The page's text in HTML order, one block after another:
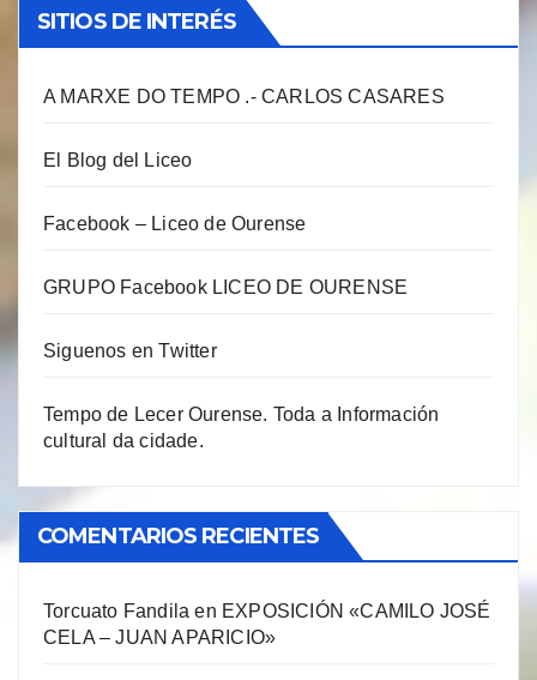
SITIOS DE INTERÉS
A MARXE DO TEMPO .- CARLOS CASARES
El Blog del Liceo
Facebook – Liceo de Ourense
GRUPO Facebook LICEO DE OURENSE
Siguenos en Twitter
Tempo de Lecer Ourense. Toda a Información
cultural da cidade.
COMENTARIOS RECIENTES
Torcuato Fandila en EXPOSICIÓN «CAMILO JOSÉ
CELA – JUAN APARICIO»